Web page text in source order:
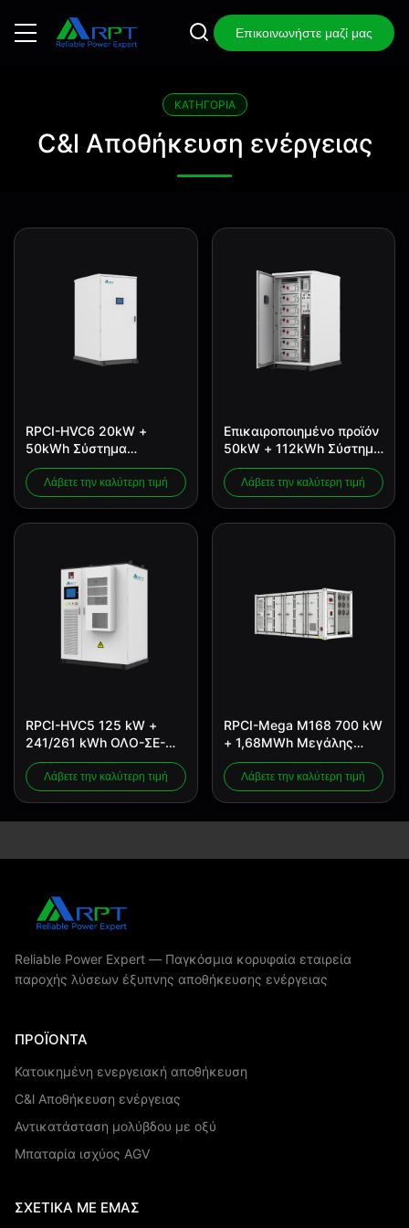
Επικοινωνήστε μαζί μας
ΚΑΤΗΓΟΡΊΑ
C&l Αποθήκευση ενέργειας
RPCI-HVC6 20kW +
50kWh Σύστημα
αποθήκευσης ενέργειας
C&IΛάβετε την καλύτερη τιμή
Επικαιροποιημένο προϊόν
50kW + 112kWh Σύστημα
αποθήκευσης ενέργειας
C&IΛάβετε την καλύτερη τιμή
RPCI-HVC5 125 kW +
241/261 kWh ΟΛΟ-ΣΕ-
ΜΕΝΑ C&I ESS
Λάβετε την καλύτερη τιμή
RPCI-Mega M168 700 kW
+ 1,68MWh Μεγάλης
κλίμακας
εμπορευματοκιβώτιο ESS
Λάβετε την καλύτερη τιμή
Reliable Power Expert — Παγκόσμια κορυφαία εταιρεία
παροχής λύσεων έξυπνης αποθήκευσης ενέργειας
ΠΡΟΪΌΝΤΑ
Κατοικημένη ενεργειακή αποθήκευση
C&l Αποθήκευση ενέργειας
Αντικατάσταση μολύβδου με οξύ
Μπαταρία ισχύος AGV
ΣΧΕΤΙΚΆ ΜΕ ΕΜΆΣ